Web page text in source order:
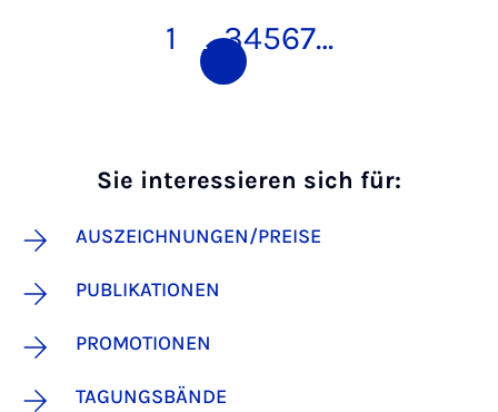
1 2 34567…
Sie interessieren sich für:
AUSZEICHNUNGEN/PREISE
PUBLIKATIONEN
PROMOTIONEN
TAGUNGSBÄNDE